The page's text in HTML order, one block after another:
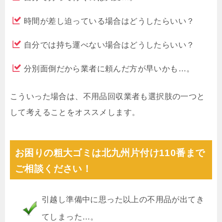
時間が差し迫っている場合はどうしたらいい？
自分では持ち運べない場合はどうしたらいい？
分別面倒だから業者に頼んだ方が早いかも…。
こういった場合は、不用品回収業者も選択肢の一つと
して考えることをオススメします。
お困りの粗大ゴミは北九州片付け110番まで
ご相談ください！
引越し準備中に思った以上の不用品が出てき
てしまった…。